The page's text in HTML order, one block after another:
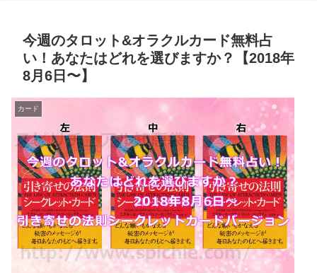
今週のタロット&オラクルカード無料占
い！あなたはどれを選びますか？【2018年
8月6日〜】
カード